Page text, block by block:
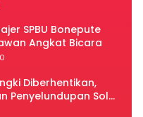
SPBU Bonepute
Angkat Bicara
Diberhentikan,
Penyelundupan Solar